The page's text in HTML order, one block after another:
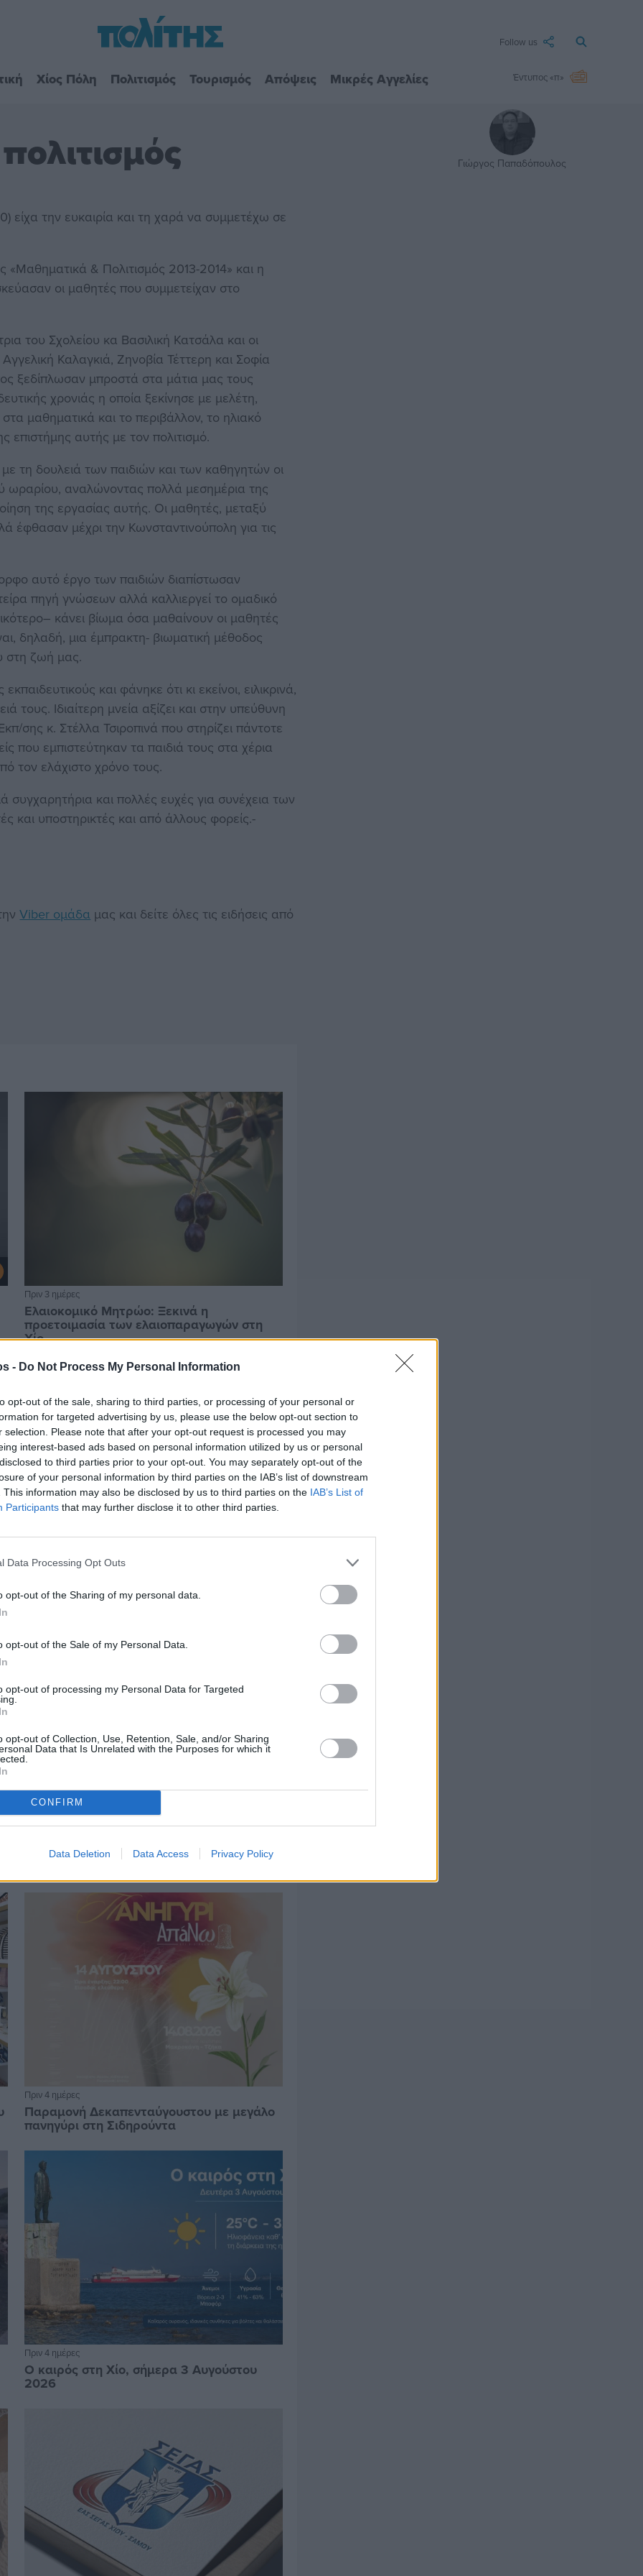
- Do Not Process My Personal Information
opt-out of the sale, sharing to third parties, or processing of your personal or
for targeted advertising by us, please use the below opt-out section to
selection. Please note that after your opt-out request is processed you may
interest-based ads based on personal information utilized by us or personal
to third parties prior to your opt-out. You may separately opt-out of the
of your personal information by third parties on the IAB’s list of downstream
This information may also be disclosed by us to third parties on the IAB’s List of
Participants that may further disclose it to other third parties.
Data Processing Opt Outs
opt-out of the Sharing of my personal data.
opt-out of the Sale of my Personal Data.
opt-out of processing my Personal Data for Targeted
opt-out of Collection, Use, Retention, Sale, and/or Sharing
Data that Is Unrelated with the Purposes for which it
CONFIRM
Data Deletion Data Access Privacy Policy
Follow us
Χίος Πόλη Πολιτισμός Τουρισμός Απόψεις Μικρές Αγγελίες Έντυπος «π»
Γιώργος Παπαδόπουλος
την ευκαιρία και τη χαρά να συμμετέχω σε
& Πολιτισμός 2013-2014» και η
οι μαθητές που συμμετείχαν στο
του Σχολείου κα Βασιλική Κατσάλα και οι
Καλαγκιά, Ζηνοβία Τέττερη και Σοφία
ξεδίπλωσαν μπροστά στα μάτια μας τους
χρονιάς η οποία ξεκίνησε με μελέτη,
μαθηματικά και το περιβάλλον, το ηλιακό
επιστήμης αυτής με τον πολιτισμό.
δουλειά των παιδιών και των καθηγητών οι
ωραρίου, αναλώνοντας πολλά μεσημέρια της
της εργασίας αυτής. Οι μαθητές, μεταξύ
έφθασαν μέχρι την Κωνσταντινούπολη για τις
αυτό έργο των παιδιών διαπίστωσαν
πηγή γνώσεων αλλά καλλιεργεί το ομαδικό
κάνει βίωμα όσα μαθαίνουν οι μαθητές
δηλαδή, μια έμπρακτη- βιωματική μέθοδος
στη ζωή μας.
και φάνηκε ότι κι εκείνοι, ειλικρινά,
Ιδιαίτερη μνεία αξίζει και στην υπεύθυνη
σης κ. Στέλλα Τσιροπινά που στηρίζει πάντοτε
που εμπιστεύτηκαν τα παιδιά τους στα χέρια
τον ελάχιστο χρόνο τους.
και πολλές ευχές για συνέχεια των
και υποστηρικτές και από άλλους φορείς.-
Viber ομάδα μας και δείτε όλες τις ειδήσεις από
Πριν 3 ημέρες
Ελαιοκομικό Μητρώο: Ξεκινά η
προετοιμασία των ελαιοπαραγωγών στη
Χίο
Πριν 3 ημέρες
«κόκκινο»
Πριν 3 ημέρες
ένταξη στο ανθυγιεινό επίδομα
Πριν 4 ημέρες
Παραμονή Δεκαπενταύγουστου με μεγάλο
πανηγύρι στη Σιδηρούντα
Πριν 4 ημέρες
Ο καιρός στη Χίο, σήμερα 3 Αυγούστου
2026